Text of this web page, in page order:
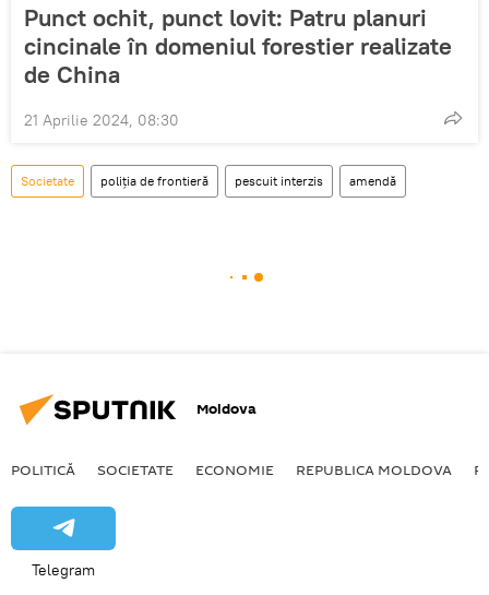
Punct ochit, punct lovit: Patru planuri
cincinale în domeniul forestier realizate
de China
21 Aprilie 2024, 08:30
Societate poliția de frontieră pescuit interzis amendă
Moldova
POLITICĂ SOCIETATE ECONOMIE REPUBLICA MOLDOVA
Telegram